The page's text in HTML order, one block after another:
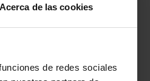
Acerca de las cookies
de redes sociales
pm en